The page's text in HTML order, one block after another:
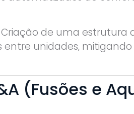
Criação de uma estrutura
unidades, mitigando
(Fusões e